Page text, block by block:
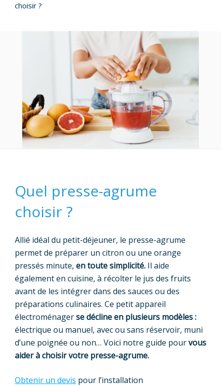
choisir ?
Quel presse-agrume
choisir ?
Allié idéal du petit-déjeuner, le presse-agrume
permet de préparer un citron ou une orange
pressés minute, en toute simplicité. Il aide
également en cuisine, à récolter le jus des fruits
avant de les intégrer dans des sauces ou des
préparations culinaires. Ce petit appareil
électroménagerse décline en plusieurs modèles :
électrique ou manuel, avec ou sans réservoir, muni
d’une poignée ou non… Voici notre guide pourvous
aider à choisir votre presse-agrume.
Obtenir un devis pour l’installation